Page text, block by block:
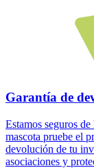
Garantía de
Estamos seguros
mascota pruebe el
devolución de tu
asociaciones y